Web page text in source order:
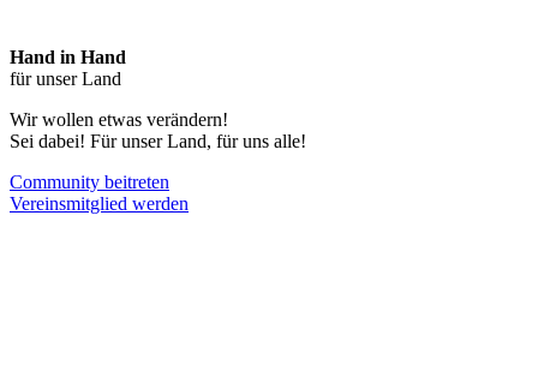
Hand in Hand
für unser Land
Wir wollen etwas verändern!
Sei dabei! Für unser Land, für uns alle!
Community beitreten
Vereinsmitglied werden